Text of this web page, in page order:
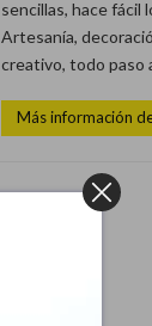
sencillas, hace fácil
Artesanía,
creativo, todo paso
Más información